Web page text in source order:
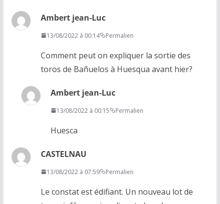
Ambert jean-Luc
13/08/2022 à 00:14 Permalien
Comment peut on expliquer la sortie des
toros de Bañuelos à Huesqua avant hier?
Ambert jean-Luc
13/08/2022 à 00:15 Permalien
Huesca
CASTELNAU
13/08/2022 à 07:59 Permalien
Le constat est édifiant. Un nouveau lot de